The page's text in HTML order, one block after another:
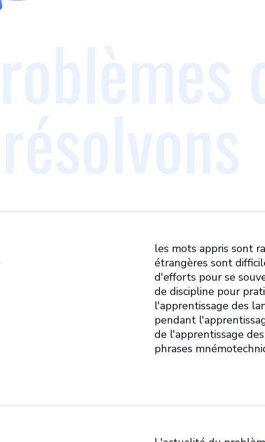
les mots appris sont
étrangères sont
d'efforts pour se
de discipline pour
l'apprentissage des
pendant
de l'apprentissage
phrases